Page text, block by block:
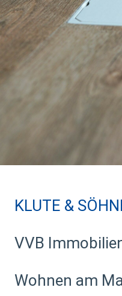
KLUTE &
VVB
Wohnen am